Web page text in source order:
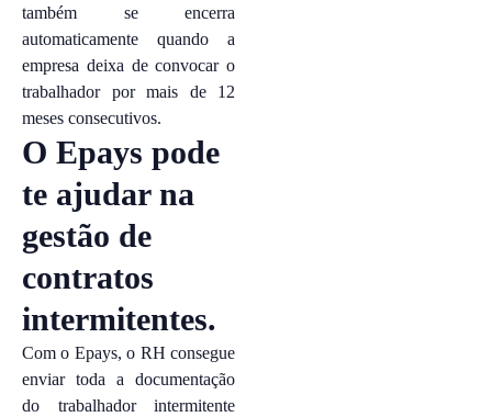
também se encerra
automaticamente quando a
empresa deixa de convocar o
trabalhador por mais de 12
meses consecutivos.
O Epays pode
te ajudar na
gestão de
contratos
intermitentes.
Com o Epays, o RH consegue
enviar toda a documentação
do trabalhador intermitente